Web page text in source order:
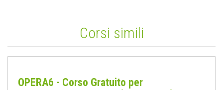
Corsi simili
OPERA6 - Corso Gratuito per